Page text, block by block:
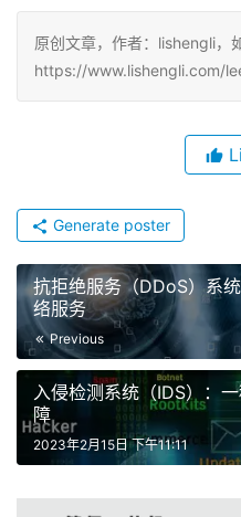
原创文章，作者：lishengli，
https://www.lishengli.com/
Generate poster
抗拒绝服务（DDoS）系
络服务
Previous
入侵检测系统（IDS）：
障
2023年2月15日 下午11:11